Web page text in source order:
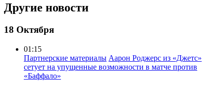
Другие новости
18 Октября
01:15
Партнерские материалы Аарон Роджерс из «Джетс»
сетует на упущенные возможности в матче против
«Баффало»